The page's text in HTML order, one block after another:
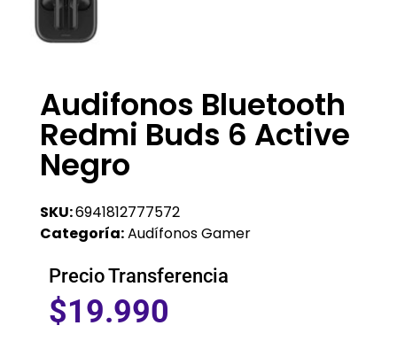
Audifonos Bluetooth
Redmi Buds 6 Active
Negro
SKU:6941812777572
Categoría:Audífonos Gamer
Precio Transferencia
$19.990